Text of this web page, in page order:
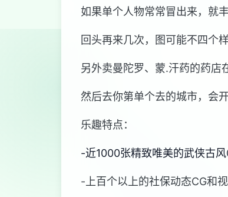
如果单个人物常常冒出来，就
回头再来几次，图可能不四个
另外卖曼陀罗、蒙.汗药的药店
然后去你第单个去的城市，会
乐趣特点：
-近1000张精致唯美的武侠古风
-上百个以上的社保动态CG和